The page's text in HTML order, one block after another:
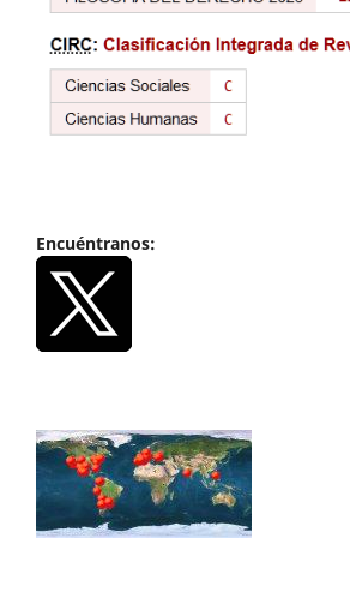
Encuéntranos: